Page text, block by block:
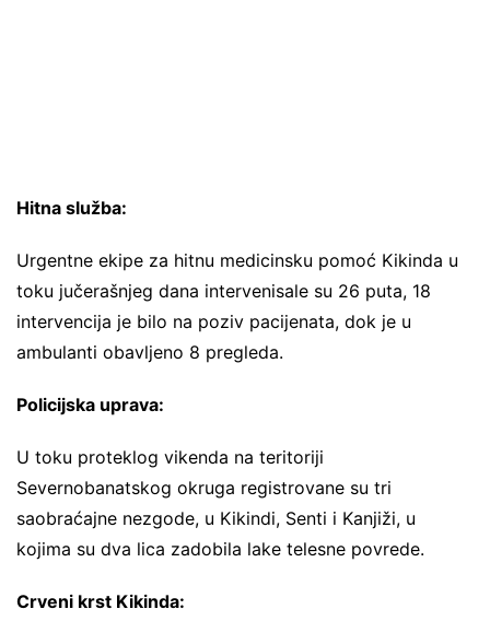
Hitna služba:
Urgentne ekipe za hitnu medicinsku pomoć Kikinda u
toku jučerašnjeg dana intervenisale su 26 puta, 18
intervencija je bilo na poziv pacijenata, dok je u
ambulanti obavljeno 8 pregleda.
Policijska uprava:
U toku proteklog vikenda na teritoriji
Severnobanatskog okruga registrovane su tri
saobraćajne nezgode, u Kikindi, Senti i Kanjiži, u
kojima su dva lica zadobila lake telesne povrede.
Crveni krst Kikinda: